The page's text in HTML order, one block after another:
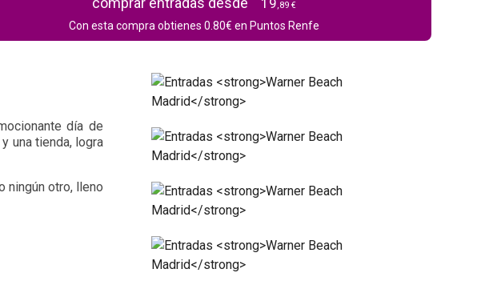
,89 €
Con esta compra obtienes 0.80€ en Puntos Renfe
día de
una tienda, logra
ningún otro, lleno